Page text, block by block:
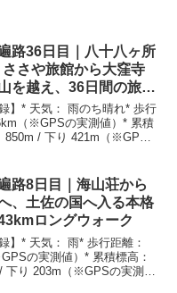
路36日目｜八十八ヶ所
さや旅館から大窪寺
を越え、36日間の旅が
録】* 天気： 雨のち晴れ* 歩行
（※GPSの実測値）* 累積
850m / 下り 421m（※GPS
山の登りはあるが、距
星3つ）* 宿泊地： なし（大
宅）* 区間距離（目安）：*
琴電屋島駅：徒歩すぐ* 琴
琴電志度駅：電車移動* 琴電
番 長尾寺：約7.0km* 87番
番 大窪寺：約15.1km* 総距
約22.1kmささや旅館を出
路8日目｜海山荘から
、土佐の国へ入る本格
ロングウォーク
】* 天気： 雨* 歩行距離：
の実測値）* 累積標高：
/ 下り 203m（※GPSの実測